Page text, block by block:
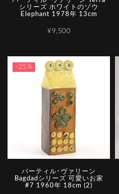
シリーズ ホワイトのゾウ
Elephant 1978年 13cm
¥9,500
-25%
バーティル･ヴァリーン
Bagdadシリーズ 可愛いお家
#7 1960年 18cm (2)